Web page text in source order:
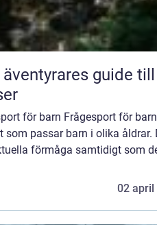
guide till
för barn Frågesport för
passar barn i olika åldrar.
förmåga samtidigt som
02 april